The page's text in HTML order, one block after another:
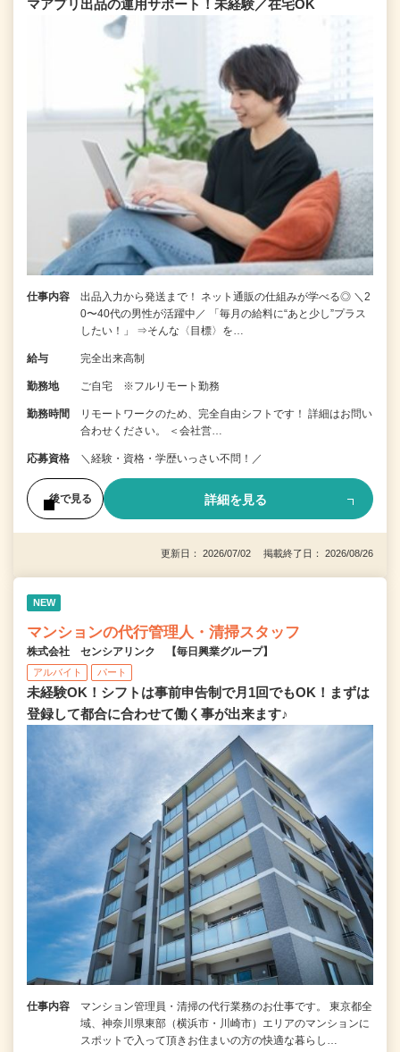
マアプリ出品の運用サポート！未経験／在宅OK
仕事内容
出品入力から発送まで！ ネット通販の仕組みが学べる◎ ＼2
0〜40代の男性が活躍中／ 「毎月の給料に“あと少し”プラス
したい！」 ⇒そんな〈目標〉を…
給与 完全出来高制
勤務地 ご自宅 ※フルリモート勤務
勤務時間
リモートワークのため、完全自由シフトです！ 詳細はお問い
合わせください。 ＜会社営…
応募資格 ＼経験・資格・学歴いっさい不問！／
後で見る 詳細を見る
更新日： 2026/07/02 掲載終了日： 2026/08/26
NEW
マンションの代行管理人・清掃スタッフ
株式会社 センシアリンク 【毎日興業グループ】
アルバイト パート
未経験OK！シフトは事前申告制で月1回でもOK！まずは
登録して都合に合わせて働く事が出来ます♪
仕事内容
マンション管理員・清掃の代行業務のお仕事です。 東京都全
域、神奈川県東部（横浜市・川崎市）エリアのマンションに
スポットで入って頂きお住まいの方の快適な暮らし…